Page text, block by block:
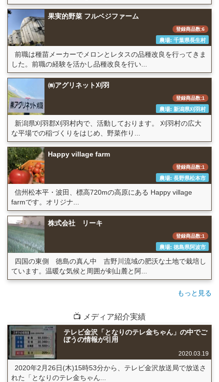
果実的野菜 フルベジファーム
登録商品数:6
農場: 千葉県長生村
前職は種苗メーカーでメロンとレタスの品種改良を行ってきま
した。前職の経験を活かし品種改良を行い...
㈱アグリネット刈羽
登録商品数:1
農場: 新潟県刈羽村
新潟県刈羽郡刈羽村内で、活動しております。 刈羽村の広大
な平場での稲づくりをはじめ、野菜作り...
Happy village farm
登録商品数:1
農場: 長野県松本市
信州松本平・波田、標高720mの高原にある Happy village
farmです。オリジナ...
株式会社 リーキ
登録商品数:1
農場: 徳島県阿波市
四国の東側 徳島の真ん中 吉野川流域の肥沃な土地で栽培し
ています。温暖な気候と周囲が剣山麓と阿...
もっと見る
📺 メディア紹介実績
テレビ金沢「となりのテレ金ちゃん」の中でご
ぼうの情報が引用
2020.03.19
2020年2月26日(木)15時53分から、テレビ金沢放送局で放送さ
れた「となりのテレ金ちゃん...